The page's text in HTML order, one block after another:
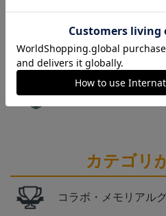
愛媛
愛媛ＦＣのすべての
カテゴリ
コラボ・メモリアル